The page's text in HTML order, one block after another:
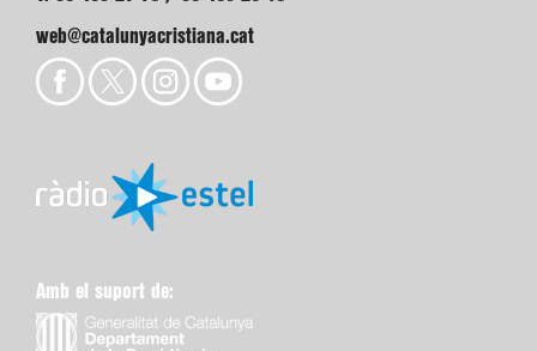
web@catalunyacristiana.cat
Amb el suport de: